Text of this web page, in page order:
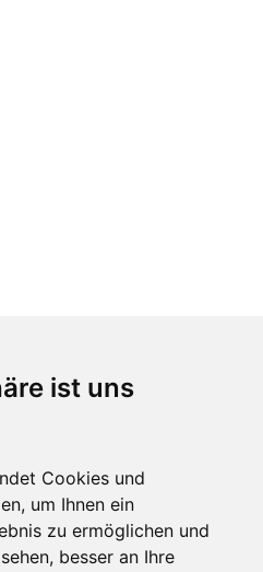
ist uns
Cookies und
um Ihnen ein
zu ermöglichen und
besser an Ihre